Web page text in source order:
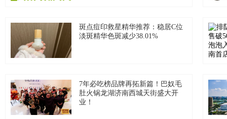
斑点痘印救星精华推荐：稳居C位
淡斑精华色斑减少38.01%
7年必吃榜品牌再拓新篇！巴奴毛
肚火锅龙湖济南西城天街盛大开
业！